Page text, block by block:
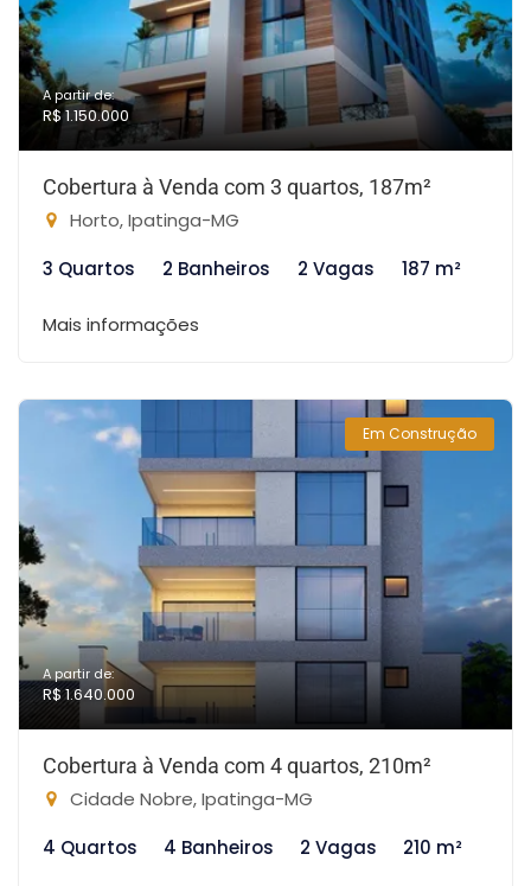
A partir de:
R$ 1.150.000
Cobertura à Venda com 3 quartos, 187m²
Horto, Ipatinga-MG
3 Quartos
2 Banheiros 2 Vagas 187 m²
Mais informações
Em Construção
A partir de:
R$ 1.640.000
Cobertura à Venda com 4 quartos, 210m²
Cidade Nobre, Ipatinga-MG
4 Quartos
4 Banheiros 2 Vagas 210 m²